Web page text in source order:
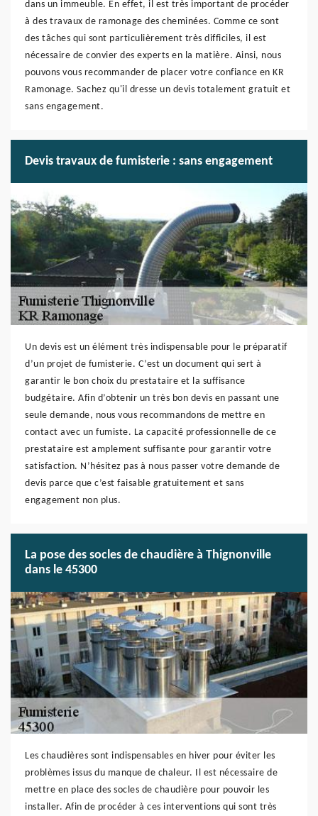
dans un immeuble. En effet, il est très important de procéder
à des travaux de ramonage des cheminées. Comme ce sont
des tâches qui sont particulièrement très difficiles, il est
nécessaire de convier des experts en la matière. Ainsi, nous
pouvons vous recommander de placer votre confiance en KR
Ramonage. Sachez qu'il dresse un devis totalement gratuit et
sans engagement.
Devis travaux de fumisterie : sans engagement
Un devis est un élément très indispensable pour le préparatif
d’un projet de fumisterie. C’est un document qui sert à
garantir le bon choix du prestataire et la suffisance
budgétaire. Afin d’obtenir un très bon devis en passant une
seule demande, nous vous recommandons de mettre en
contact avec un fumiste. La capacité professionnelle de ce
prestataire est amplement suffisante pour garantir votre
satisfaction. N’hésitez pas à nous passer votre demande de
devis parce que c’est faisable gratuitement et sans
engagement non plus.
La pose des socles de chaudière à Thignonville
dans le 45300
Les chaudières sont indispensables en hiver pour éviter les
problèmes issus du manque de chaleur. Il est nécessaire de
mettre en place des socles de chaudière pour pouvoir les
installer. Afin de procéder à ces interventions qui sont très